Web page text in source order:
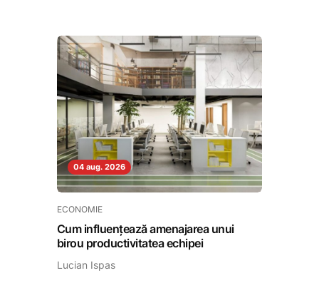
04 aug. 2026
ECONOMIE
Cum influențează amenajarea unui
birou productivitatea echipei
Lucian Ispas